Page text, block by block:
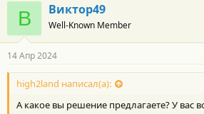
В Виктор49
Well-Known Member
14 Апр 2024
high2land написал(а):
А какое вы решение предлагаете? У вас